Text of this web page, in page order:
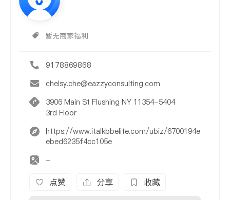
暂无商家福利
9178869868
chelsy.che@eazzyconsulting.com
3906 Main St Flushing NY 11354-5404
3rd Floor
https://www.italkbbelite.com/ubiz/6700194e
ebed6235f4cc105e
-
点赞 分享 收藏